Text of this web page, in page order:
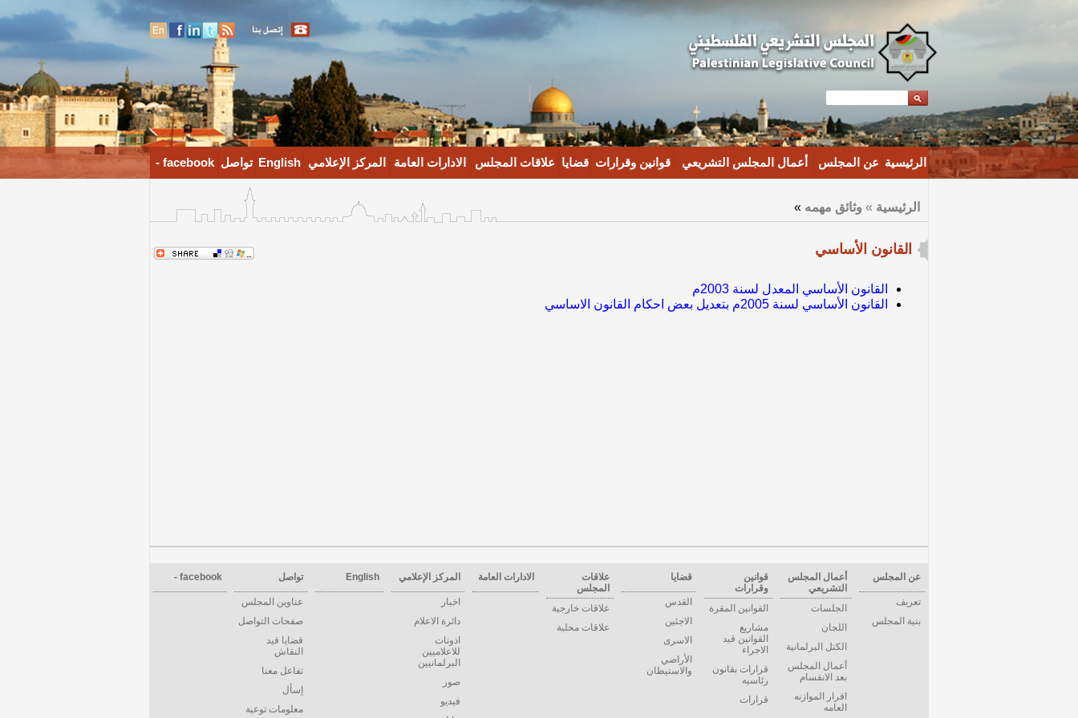
En
الرئيسية عن المجلس أعمال المجلس التشريعي قوانين وقرارات قضايا علاقات المجلس الادارات العامة المركز الإعلامي English تواصل facebook -
الرئيسية » وثائق مهمه »
القانون الأساسي
القانون الأساسي المعدل لسنة 2003م
القانون الأساسي لسنة 2005م بتعديل بعض احكام القانون الاساسي
عن المجلس
تعريف
بنية المجلس
أعمال المجلس
التشريعي
الجلسات
اللجان
الكتل البرلمانية
أعمال المجلس
بعد الانقسام
اقرار الموازنه
العامه
قوانين
وقرارات
القوانين المقرة
مشاريع
القوانين قيد
الاجراء
قرارات بقانون
رئاسيه
قرارات
قضايا
القدس
الاجئين
الاسرى
الأراضي
والاستيطان
علاقات
المجلس
علاقات خارجية
علاقات محلية
الادارات العامة المركز الإعلامي
اخبار
دائرة الاعلام
اذونات
للاعلاميين
البرلمانيين
صور
فيديو
English تواصل
عناوين المجلس
صفحات التواصل
قضايا قيد
النقاش
تفاعل معنا
إسأل
معلومات توعية
facebook -